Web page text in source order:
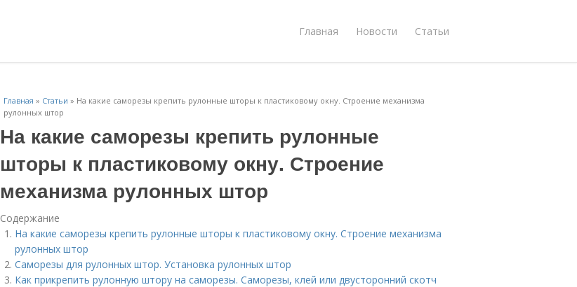
Главная Новости Статьи
Главная » Статьи » На какие саморезы крепить рулонные шторы к пластиковому окну. Строение механизма
рулонных штор
На какие саморезы крепить рулонные
шторы к пластиковому окну. Строение
механизма рулонных штор
Содержание
На какие саморезы крепить рулонные шторы к пластиковому окну. Строение механизма
рулонных штор
Саморезы для рулонных штор. Установка рулонных штор
Как прикрепить рулонную штору на саморезы. Саморезы, клей или двусторонний скотч